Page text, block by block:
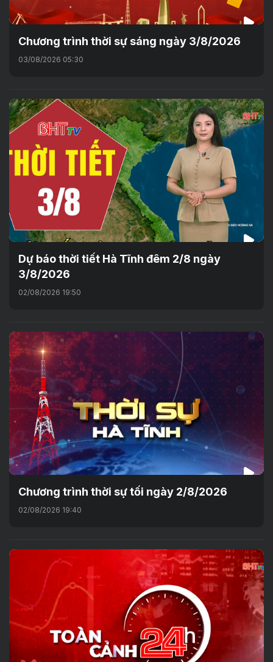
Chương trình thời sự sáng ngày 3/8/2026
03/08/2026 05:30
Dự báo thời tiết Hà Tĩnh đêm 2/8 ngày
3/8/2026
02/08/2026 19:50
Chương trình thời sự tối ngày 2/8/2026
02/08/2026 19:40